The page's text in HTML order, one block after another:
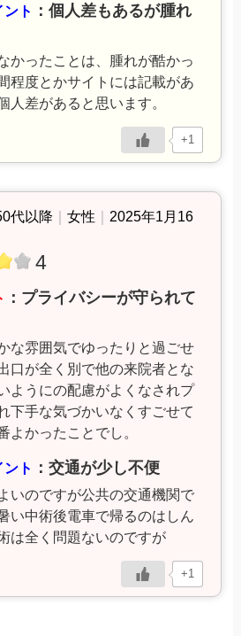
ト
：個人差もあるが腫れ
かったことは、腫れが酷かっ
程度とかサイトには記載があ
人差があると思います。
+1
代以降 ｜女性 ｜ 2025年1月16
4
：プライバシーが守られて
な雰囲気でゆったりと過ごせ
口が全く別で他の来院者とな
ようにの配慮がよくなされプ
下手な気づかいなくすごせて
よかったことでし。
ト ：交通が少し不便
いのですが公共の交通機関で
い中術後電車で帰るのはしん
は全く問題ないのですが
+1